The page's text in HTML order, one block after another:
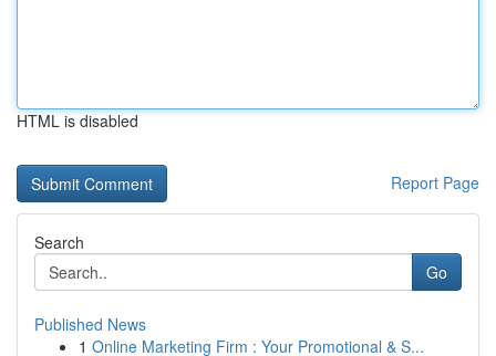
HTML is disabled
Report Page
Search
Go
Published News
1 Online Marketing Firm : Your Promotional & S...